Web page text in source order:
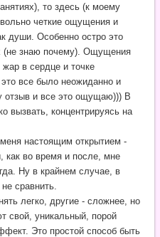
то здесь (к моему
четкие ощущения и
души. Особенно остро это
(не знаю почему). Ощущения
в сердце и точке
все было неожиданно и
отзыв и все это ощущаю))) В
вызвать, концентрируясь на
настоящим открытием -
как во время и после, мне
Ну в крайнем случае, в
сравнить.
легко, другие - сложнее, но
свой, уникальный, порой
Это простой способ быть